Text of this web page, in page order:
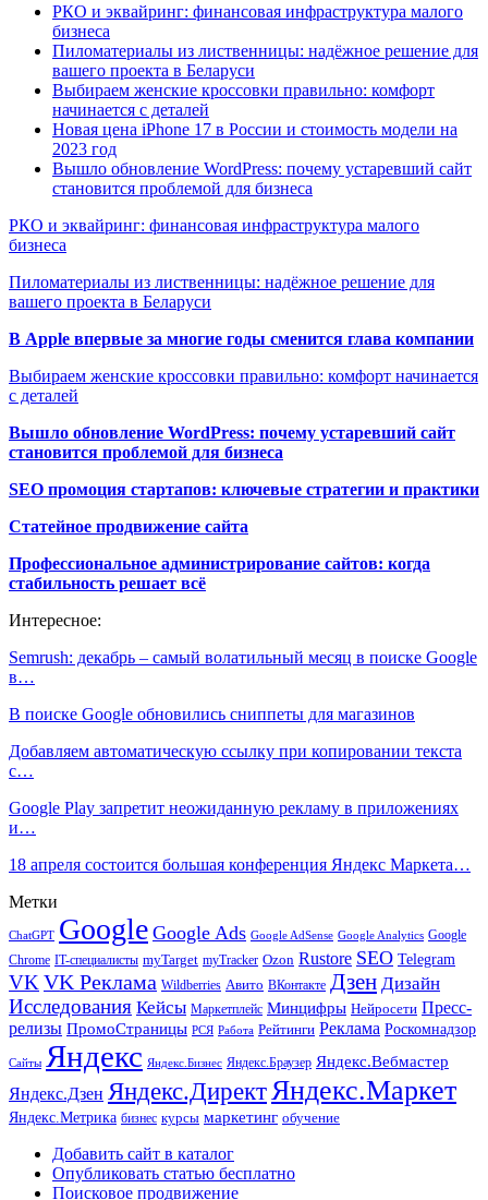
РКО и эквайринг: финансовая инфраструктура малого
бизнеса
Пиломатериалы из лиственницы: надёжное решение для
вашего проекта в Беларуси
Выбираем женские кроссовки правильно: комфорт
начинается с деталей
Новая цена iPhone 17 в России и стоимость модели на
2023 год
Вышло обновление WordPress: почему устаревший сайт
становится проблемой для бизнеса
РКО и эквайринг: финансовая инфраструктура малого
бизнеса
Пиломатериалы из лиственницы: надёжное решение для
вашего проекта в Беларуси
В Apple впервые за многие годы сменится глава компании
Выбираем женские кроссовки правильно: комфорт начинается
с деталей
Вышло обновление WordPress: почему устаревший сайт
становится проблемой для бизнеса
SEO промоция стартапов: ключевые стратегии и практики
Статейное продвижение сайта
Профессиональное администрирование сайтов: когда
стабильность решает всё
Интересное:
Semrush: декабрь – самый волатильный месяц в поиске Google
в…
В поиске Google обновились сниппеты для магазинов
Добавляем автоматическую ссылку при копировании текста
с…
Google Play запретит неожиданную рекламу в приложениях
и…
18 апреля состоится большая конференция Яндекс Маркета…
Метки
ChatGPT Google Google Ads Google AdSense Google Analytics Google
Chrome IT-специалисты myTarget myTracker Ozon Rustore SEO Telegram
VK VK Реклама Wildberries Авито ВКонтакте Дзен Дизайн
Исследования Кейсы Маркетплейс Минцифры Нейросети Пресс-
релизы ПромоСтраницы РСЯ Работа Рейтинги Реклама Роскомнадзор
Сайты Яндекс Яндекс.Бизнес Яндекс.Браузер Яндекс.Вебмастер
Яндекс.Дзен Яндекс.ДиректЯндекс.Маркет
Яндекс.Метрика бизнес курсы маркетинг обучение
Добавить сайт в каталог
Опубликовать статью бесплатно
Поисковое продвижение